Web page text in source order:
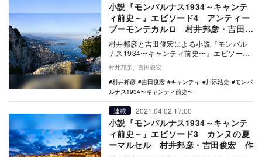
小説『モンパルナス1934～キャンテ
ィ前史～』エピソード4 アンティー
ブーモンテカルロ 村井邦彦・吉田俊
宏 作
村井邦彦と吉田俊宏による小説『モンパル
ナス1934〜キャンティ前史〜』エピソード
4では、川添紫郎（浩史）が伊庭家の人々と
交流を深…
村井邦彦、吉田俊宏
村井邦彦
吉田俊宏 キャンティ 川添浩史
モンパ
ルナス1934〜キャンティ前史〜
連載 2021.04.02 17:00
小説『モンパルナス1934～キャンテ
ィ前史～』エピソード3 カンヌの夏
ーマルセル 村井邦彦・吉田俊宏 作